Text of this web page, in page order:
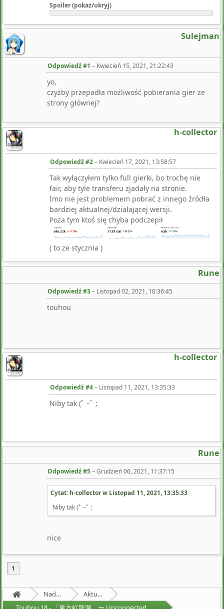
Spoiler (pokaż/ukryj)
Sulejman
Odpowiedź #1 – Kwiecień 15, 2021, 21:22:43
yo,
czyżby przepadła możliwość pobierania gier ze
strony głównej?
h-collector
Odpowiedź #2– Kwiecień 17, 2021, 13:58:57
Tak wyłączyłem tylko full gierki, bo trochę nie
fair, aby tyle transferu zjadały na stronie.
Imo nie jest problemem pobrać z innego źródła
bardziej aktualnej/działającej wersji.
Poza tym ktoś się chyba podczepił
( to ze stycznia )
Rune
Odpowiedź #3– Listopad 02, 2021, 10:36:45
touhou
h-collector
Odpowiedź #4– Listopad 11, 2021, 13:35:33
Niby tak (ﾟ ｰﾟ ;
Rune
Odpowiedź #5–Grudzień 06, 2021, 11:37:15
Cytat: h-collector w Listopad 11, 2021, 13:35:33
Niby tak (ﾟ ｰﾟ ;
nice
1
Nadprzyrodzona Granica
Aktualności